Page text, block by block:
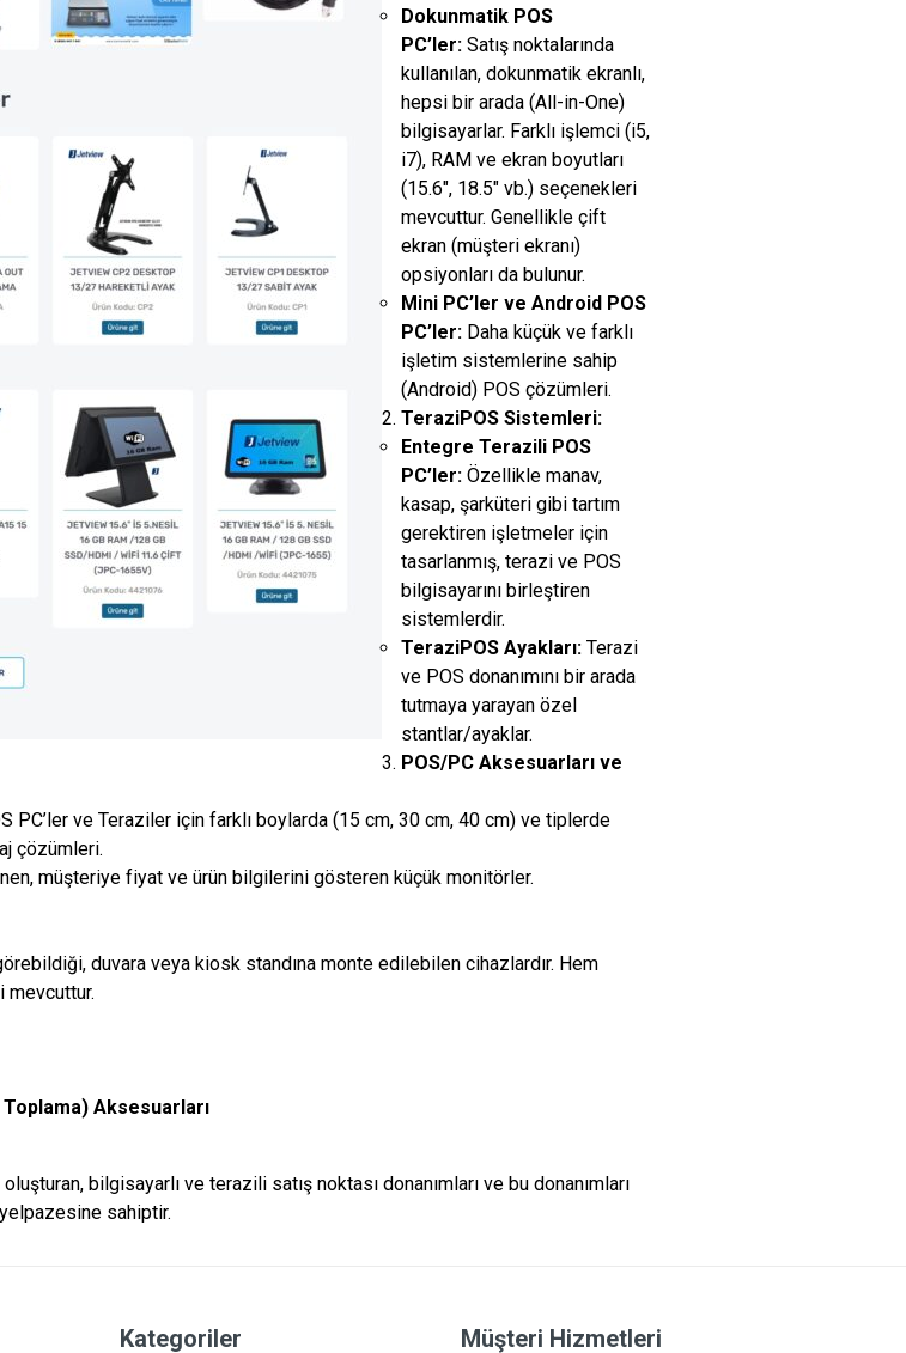
Dokunmatik POS
PC’ler: Satış noktalarında
kullanılan, dokunmatik ekranlı,
hepsi bir arada (All-in-One)
bilgisayarlar. Farklı işlemci (i5,
i7), RAM ve ekran boyutları
(15.6″, 18.5″ vb.) seçenekleri
mevcuttur. Genellikle çift
ekran (müşteri ekranı)
opsiyonları da bulunur.
Mini PC’ler ve Android POS
PC’ler: Daha küçük ve farklı
işletim sistemlerine sahip
(Android) POS çözümleri.
TeraziPOS Sistemleri:
Entegre Terazili POS
PC’ler: Özellikle manav,
kasap, şarküteri gibi tartım
gerektiren işletmeler için
tasarlanmış, terazi ve POS
bilgisayarını birleştiren
sistemlerdir.
TeraziPOS Ayakları: Terazi
ve POS donanımını bir arada
tutmaya yarayan özel
stantlar/ayaklar.
POS/PC Aksesuarları ve
PC’ler ve Teraziler için farklı boylarda (15 cm, 30 cm, 40 cm) ve tiplerde
çözümleri.
müşteriye fiyat ve ürün bilgilerini gösteren küçük monitörler.
duvara veya kiosk standına monte edilebilen cihazlardır. Hem
mevcuttur.
Aksesuarları
bilgisayarlı ve terazili satış noktası donanımları ve bu donanımları
sahiptir.
Kategoriler Müşteri Hizmetleri